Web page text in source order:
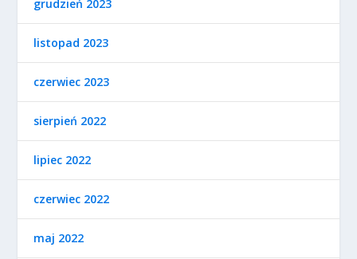
grudzień 2023
listopad 2023
czerwiec 2023
sierpień 2022
lipiec 2022
czerwiec 2022
maj 2022